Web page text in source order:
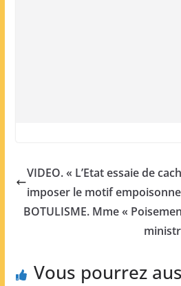
VIDEO. « L’Etat essaie de
imposer le motif
BOTULISME. Mme «
Vous pourrez